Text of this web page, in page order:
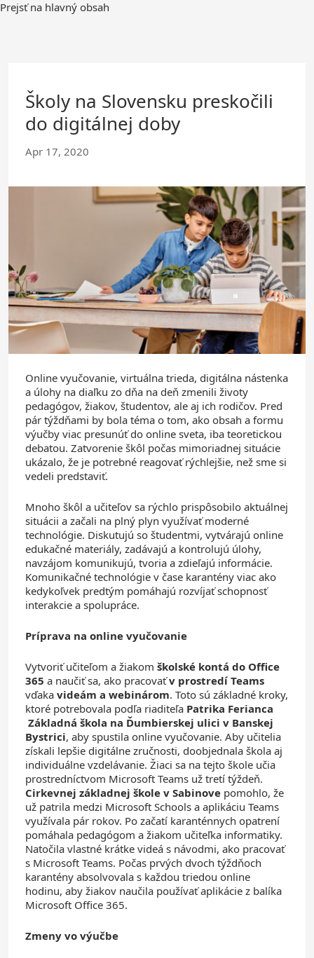
Prejsť na hlavný obsah
Školy na Slovensku preskočili
do digitálnej doby
Apr 17, 2020
Online vyučovanie, virtuálna trieda, digitálna nástenka
a úlohy na diaľku zo dňa na deň zmenili životy
pedagógov, žiakov, študentov, ale aj ich rodičov. Pred
pár týždňami by bola téma o tom, ako obsah a formu
výučby viac presunúť do online sveta, iba teoretickou
debatou. Zatvorenie škôl počas mimoriadnej situácie
ukázalo, že je potrebné reagovať rýchlejšie, než sme si
vedeli predstaviť.
Mnoho škôl a učiteľov sa rýchlo prispôsobilo aktuálnej
situácii a začali na plný plyn využívať moderné
technológie. Diskutujú so študentmi, vytvárajú online
edukačné materiály, zadávajú a kontrolujú úlohy,
navzájom komunikujú, tvoria a zdieľajú informácie.
Komunikačné technológie v čase karantény viac ako
kedykoľvek predtým pomáhajú rozvíjať schopnosť
interakcie a spolupráce.
Príprava na online vyučovanie
Vytvoriť učiteľom a žiakom školské kontá do Office
365 a naučiť sa, ako pracovaťv prostredí Teams
vďaka videám a webinárom. Toto sú základné kroky,
ktoré potrebovala podľa riaditeľa Patrika Ferianca
Základná škola na Ďumbierskej ulici v Banskej
Bystrici, aby spustila online vyučovanie. Aby učitelia
získali lepšie digitálne zručnosti, doobjednala škola aj
individuálne vzdelávanie. Žiaci sa na tejto škole učia
prostredníctvom Microsoft Teams už tretí týždeň.
Cirkevnej základnej škole v Sabinove pomohlo, že
už patrila medzi Microsoft Schools a aplikáciu Teams
využívala pár rokov. Po začatí karanténnych opatrení
pomáhala pedagógom a žiakom učiteľka informatiky.
Natočila vlastné krátke videá s návodmi, ako pracovať
s Microsoft Teams. Počas prvých dvoch týždňoch
karantény absolvovala s každou triedou online
hodinu, aby žiakov naučila používať aplikácie z balíka
Microsoft Office 365.
Zmeny vo výučbe